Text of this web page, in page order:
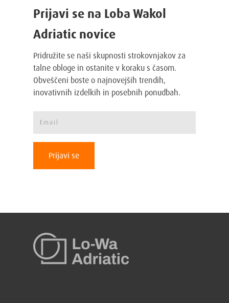
Prijavi se na Loba Wakol
Adriatic novice
Pridružite se naši skupnosti strokovnjakov za
talne obloge in ostanite v koraku s časom.
Obveščeni boste o najnovejših trendih,
inovativnih izdelkih in posebnih ponudbah.
Prijavi se